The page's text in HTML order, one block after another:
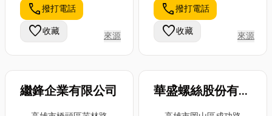
call撥打電話
favorite收藏 來源
call撥打電話
favorite收藏 來源
繼鋒企業有限公司
華盛螺絲股份有限
公司